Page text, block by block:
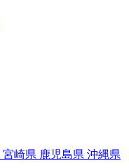
宮崎県 鹿児島県 沖縄県